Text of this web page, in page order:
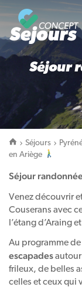
Séjour
Séjours
en Ariège
Séjour
Venez découvrir
Couserans avec
l’étang d’Araing
Au programme
escapadesautour
frileux, de belles
celles et ceux qui